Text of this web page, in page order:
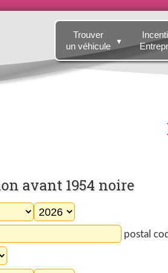
Trouver
un véhicule
▼
avant 1954 noire
postal